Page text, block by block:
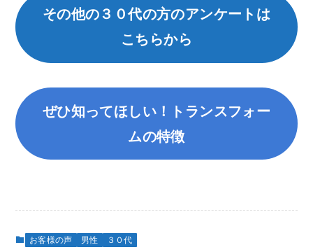
その他の３０代の方のアンケートは
こちらから
ぜひ知ってほしい！トランスフォー
ムの特徴
お客様の声 男性 ３０代